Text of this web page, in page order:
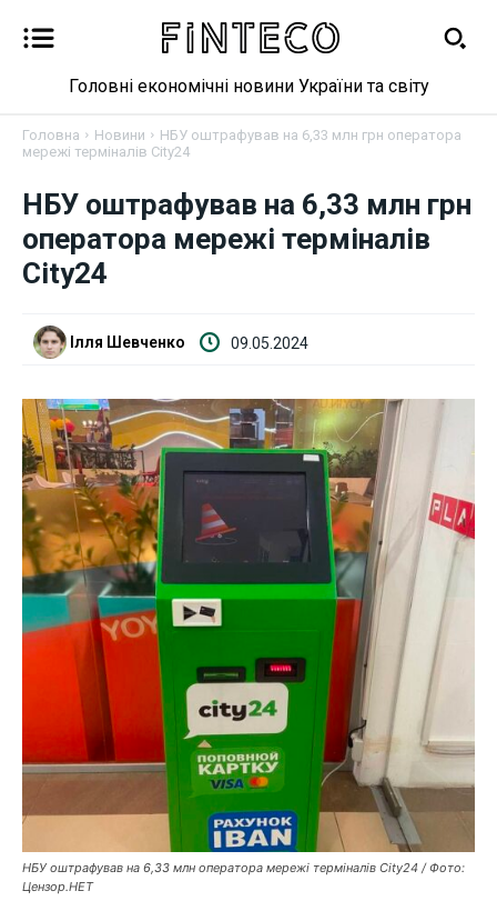
Новини
Бізнес
Криптовалюта
Робота і освіта
Публікації
ФОП
Курс валют
Ми в соц. мережах
Головні економічні новини України та світу
Головна Новини
НБУ оштрафував на 6,33 млн грн оператора
мережі терміналів City24
НБУ оштрафував на 6,33 млн грн
оператора мережі терміналів
City24
Ілля Шевченко 09.05.2024
НБУ оштрафував на 6,33 млн оператора мережі терміналів Сіty24 / Фото:
Цензор.НЕТ